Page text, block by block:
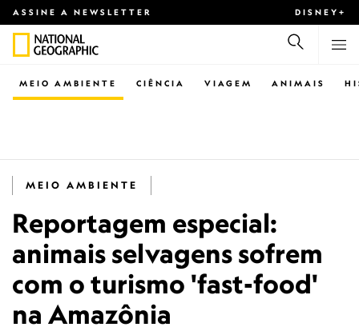
ASSINE A NEWSLETTER DISNEY+
CIÊNCIA VIAGEM ANIMAIS
MEIO AMBIENTE
MEIO AMBIENTE
Reportagem especial:
animais selvagens sofrem
com o turismo 'fast-food'
na Amazônia